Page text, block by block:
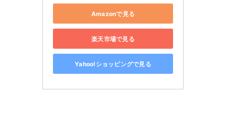
Amazonで見る
楽天市場で見る
Yahoo!ショッピングで見る